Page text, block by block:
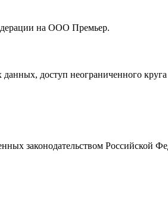
на ООО Премьер.
доступ неограниченного
законодательством Российской